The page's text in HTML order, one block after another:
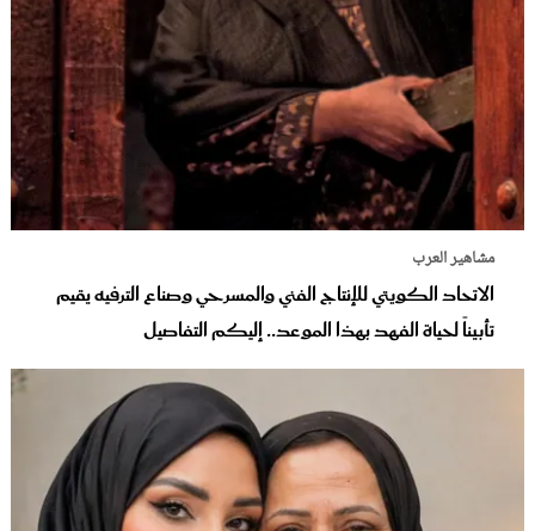
مشاهير العرب
الاتحاد الكويتي للإنتاج الفني والمسرحي وصناع الترفيه يقيم
تأبيناً لحياة الفهد بهذا الموعد.. إليكم التفاصيل